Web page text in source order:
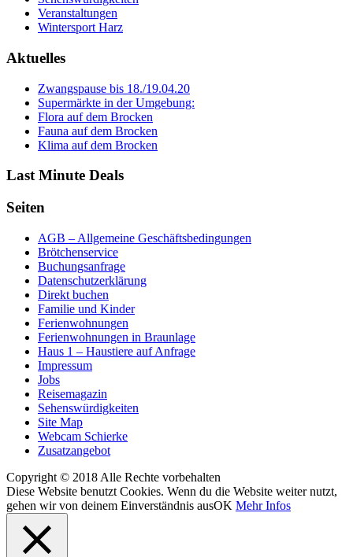
Veranstaltungen
Wintersport Harz
Aktuelles
Zwangspause bis 18./19.04.20
Supermärkte in der Umgebung:
Flora auf dem Brocken
Fauna auf dem Brocken
Klima auf dem Brocken
Last Minute Deals
Seiten
AGB – Allgemeine Geschäftsbedingungen
Brötchenservice
Buchungsanfrage
Datenschutzerklärung
Direkt buchen
Familie und Kinder
Ferienwohnungen
Ferienwohnungen in Braunlage
Haus 1 – Haustiere auf Anfrage
Impressum
Jobs
Reisemagazin
Sehenswürdigkeiten
Site Map
Webcam Schierke
Zusatzangebot
Copyright © 2018 Alle Rechte vorbehalten
Diese Website benutzt Cookies. Wenn du die Website weiter nutzt,
gehen wir von deinem Einverständnis ausOK Mehr Infos